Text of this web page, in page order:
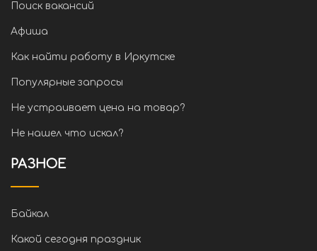
Поиск вакансий
Афиша
Как найти работу в Иркутске
Популярные запросы
Не устраивает цена на товар?
Не нашел что искал?
РАЗНОЕ
Байкал
Какой сегодня праздник